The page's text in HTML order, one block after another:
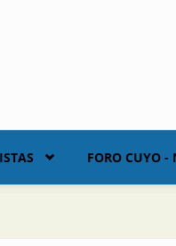
FORO CUYO -